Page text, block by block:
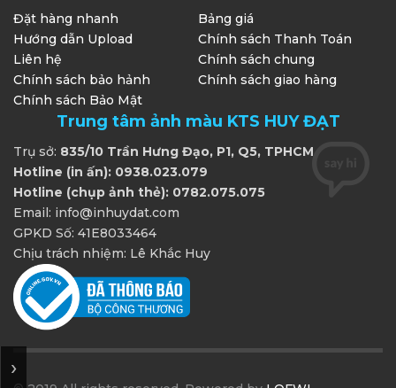
Đặt hàng nhanh
Bảng giá
Hướng dẫn Upload
Chính sách Thanh Toán
Liên hệ
Chính sách chung
Chính sách bảo hảnh
Chính sách giao hàng
Chính sách Bảo Mật
Trung tâm ảnh màu KTS HUY ĐẠT
Trụ sở: 835/10 Trần Hưng Đạo, P1, Q5, TPHCM
Hotline (in ấn): 0938.023.079
Hotline (chụp ảnh thẻ): 0782.075.075
Email: info@inhuydat.com
GPKD Số: 41E8033464
Chịu trách nhiệm: Lê Khắc Huy